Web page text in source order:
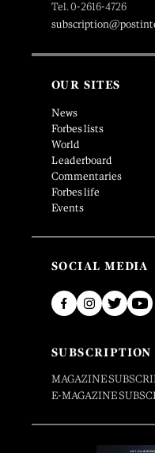
Tel. 0-2616-4726
OUR SITES
News
Forbes lists
World
Leaderboard
Commentaries
Forbes life
Events
SOCIAL MEDIA
SUBSCRIPTION
MAGAZINE
E-MAGAZINE